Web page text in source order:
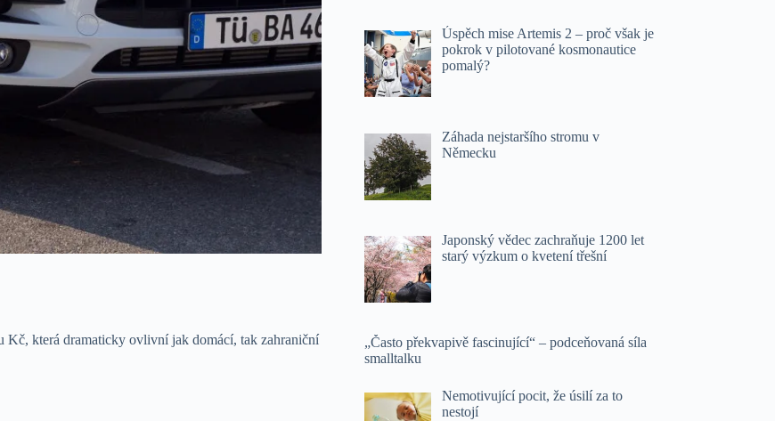
Kč, která dramaticky ovlivní jak domácí, tak zahraniční
Úspěch mise Artemis 2 – proč však je
pokrok v pilotované kosmonautice
pomalý?
Záhada nejstaršího stromu v
Německu
Japonský vědec zachraňuje 1200 let
starý výzkum o kvetení třešní
„Často překvapivě fascinující“ – podceňovaná síla
smalltalku
Nemotivující pocit, že úsilí za to
nestojí